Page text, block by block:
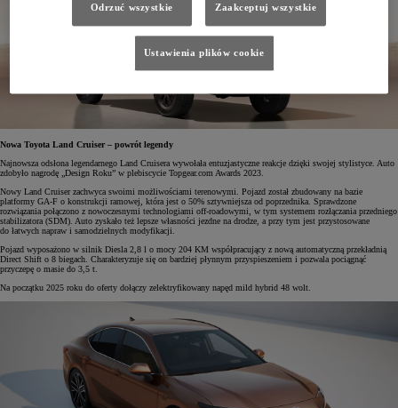
Nowa Toyota Land Cruiser – powrót legendy
Najnowsza odsłona legendarnego Land Cruisera wywołała entuzjastyczne reakcje dzięki swojej stylistyce. Auto
zdobyło nagrodę „Design Roku” w plebiscycie Topgear.com Awards 2023.
Nowy Land Cruiser zachwyca swoimi możliwościami terenowymi. Pojazd został zbudowany na bazie
platformy GA-F o konstrukcji ramowej, która jest o 50% sztywniejsza od poprzednika. Sprawdzone
rozwiązania połączono z nowoczesnymi technologiami off-roadowymi, w tym systemem rozłączania przedniego
stabilizatora (SDM). Auto zyskało też lepsze własności jezdne na drodze, a przy tym jest przystosowane
do łatwych napraw i samodzielnych modyfikacji.
Pojazd wyposażono w silnik Diesla 2,8 l o mocy 204 KM współpracujący z nową automatyczną przekładnią
Direct Shift o 8 biegach. Charakteryzuje się on bardziej płynnym przyspieszeniem i pozwala pociągnąć
przyczepę o masie do 3,5 t.
Na początku 2025 roku do oferty dołączy zelektryfikowany napęd mild hybrid 48 wolt.
Odrzuć wszystkie Zaakceptuj wszystkie
Ustawienia plików cookie